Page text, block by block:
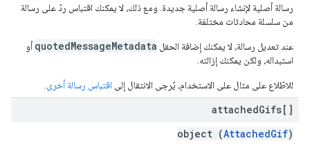
رسالة أصلية لإنشاء رسالة أصلية جديدة. ومع ذلك، لا يمكنك اقتباس ردّ على رسالة
من سلسلة محادثات مختلفة.
عند تعديل رسالة، لا يمكنك إضافة الحقل quotedMessageMetadata أو
استبداله، ولكن يمكنك إزالته.
للاطّلاع على مثال على الاستخدام، يُرجى الانتقال إلى اقتباس رسالة أخرى
attachedGifs[]
object (AttachedGif)